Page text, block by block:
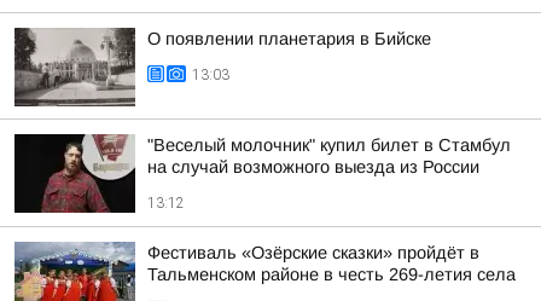
О появлении планетария в Бийске
13:03
"Веселый молочник" купил билет в Стамбул
на случай возможного выезда из России
13:12
Фестиваль «Озёрские сказки» пройдёт в
Тальменском районе в честь 269-летия села